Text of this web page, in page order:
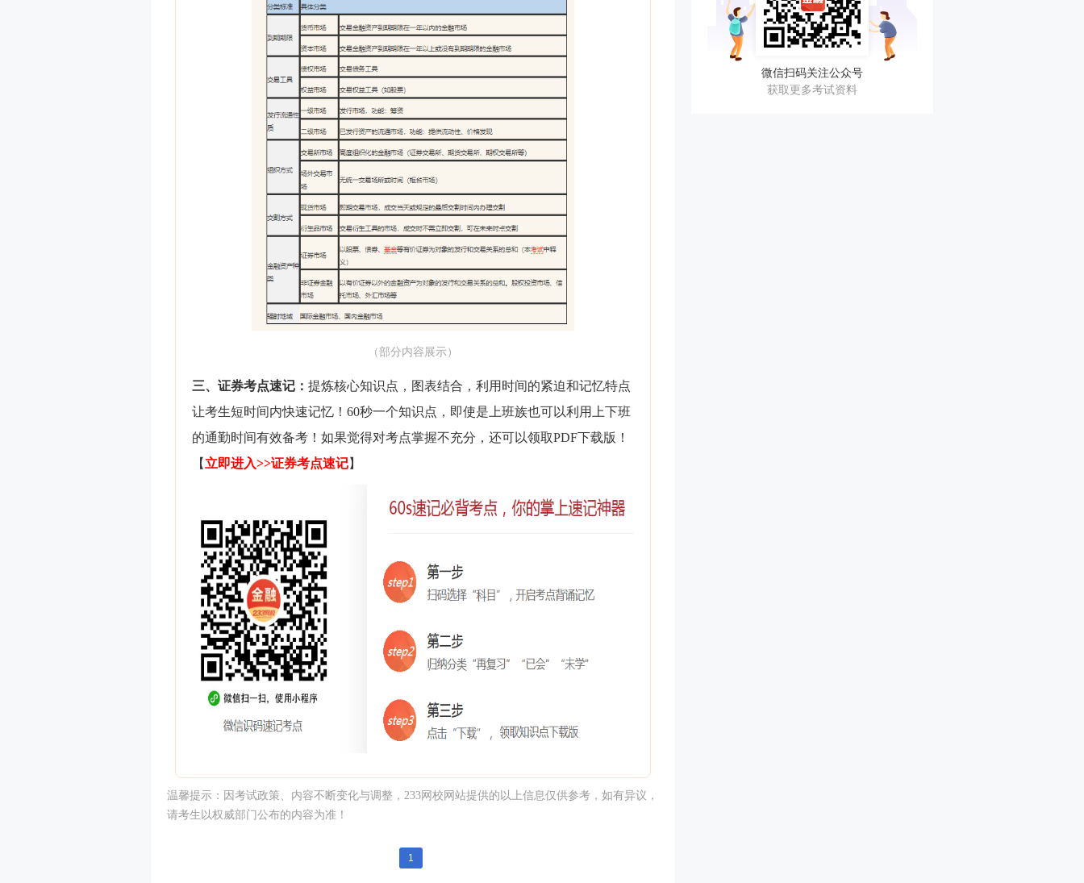
（部分内容展示）
三、证券考点速记： 提炼核心知识点，图表结合，利用时间的紧迫和记忆特点
让考生短时间内快速记忆！60秒一个知识点，即使是上班族也可以利用上下班
的通勤时间有效备考！如果觉得对考点掌握不充分，还可以领取PDF下载版！
【 立即进入>>证券考点速记】
温馨提示：因考试政策、内容不断变化与调整，233网校网站提供的以上信息仅供参考，如有异议，
请考生以权威部门公布的内容为准！
1
微信扫码关注公众号
获取更多考试资料